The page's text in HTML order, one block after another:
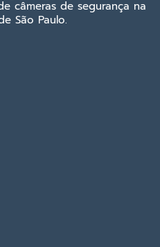
câmeras de segurança na
São Paulo.